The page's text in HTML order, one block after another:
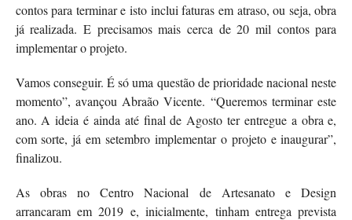
contos para terminar e isto inclui faturas em atraso, ou seja, obra
já realizada. E precisamos mais cerca de 20 mil contos para
implementar o projeto.
Vamos conseguir. É só uma questão de prioridade nacional neste
momento”, avançou Abraão Vicente. “Queremos terminar este
ano. A ideia é ainda até final de Agosto ter entregue a obra e,
com sorte, já em setembro implementar o projeto e inaugurar”,
finalizou.
As obras no Centro Nacional de Artesanato e Design
arrancaram em 2019 e, inicialmente, tinham entrega prevista